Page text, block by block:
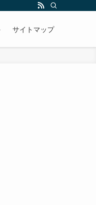
サイトマップ